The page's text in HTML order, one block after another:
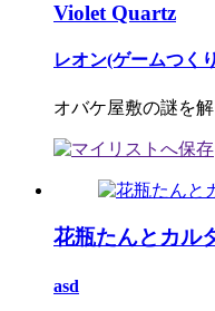
Violet Quartz
レオン(ゲームつく
オバケ屋敷の謎を
花瓶たんとカル
asd